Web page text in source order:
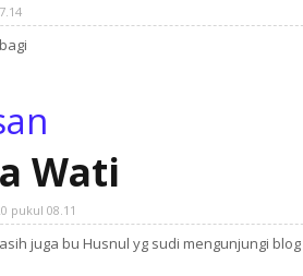
Wati
pukul 08.11
juga bu Husnul yg sudi mengunjungi blog